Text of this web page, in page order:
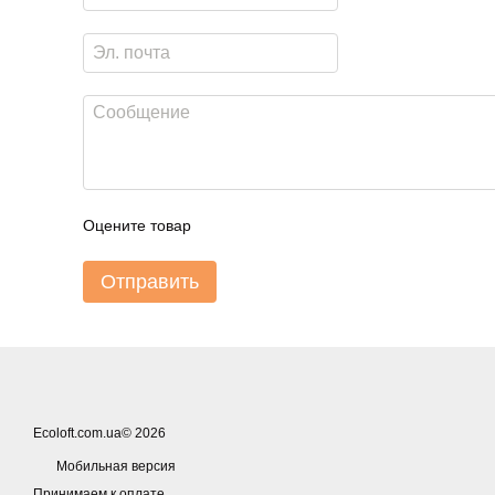
Оцените товар
Отправить
Ecoloft.com.ua© 2026
Мобильная версия